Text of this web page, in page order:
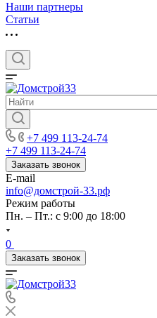
Наши партнеры
Статьи
+7 499 113-24-74
+7 499 113-24-74
Заказать звонок
E-mail
info@домстрой-33.рф
Режим работы
Пн. – Пт.: с 9:00 до 18:00
0
Заказать звонок